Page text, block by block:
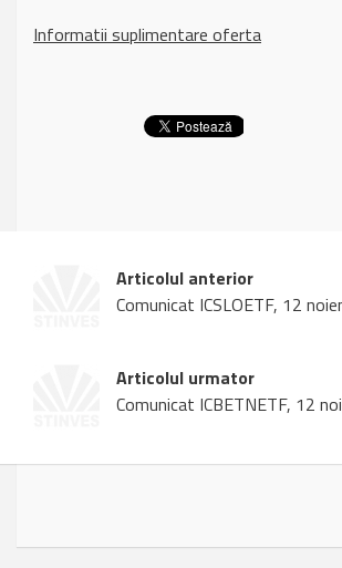
Informatii suplimentare oferta
Articolul anterior
Comunicat ICSLOETF, 12
Articolul urmator
Comunicat ICBETNETF, 12